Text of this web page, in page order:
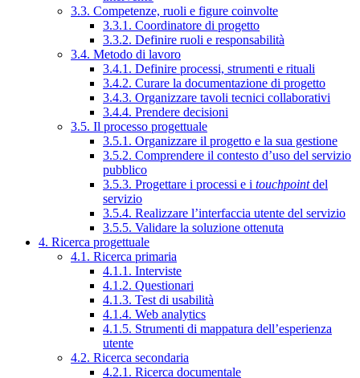
3.3. Competenze, ruoli e figure coinvolte
3.3.1. Coordinatore di progetto
3.3.2. Definire ruoli e responsabilità
3.4. Metodo di lavoro
3.4.1. Definire processi, strumenti e rituali
3.4.2. Curare la documentazione di progetto
3.4.3. Organizzare tavoli tecnici collaborativi
3.4.4. Prendere decisioni
3.5. Il processo progettuale
3.5.1. Organizzare il progetto e la sua gestione
3.5.2. Comprendere il contesto d’uso del servizio
pubblico
3.5.3. Progettare i processi e i touchpointdel
servizio
3.5.4. Realizzare l’interfaccia utente del servizio
3.5.5. Validare la soluzione ottenuta
4. Ricerca progettuale
4.1. Ricerca primaria
4.1.1. Interviste
4.1.2. Questionari
4.1.3. Test di usabilità
4.1.4. Web analytics
4.1.5. Strumenti di mappatura dell’esperienza
utente
4.2. Ricerca secondaria
4.2.1. Ricerca documentale